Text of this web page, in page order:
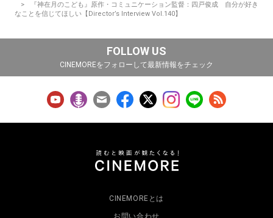
『神在月のこども』原作・コミュニケーション監督：四戸俊成 自分が好き
なことを信じてほしい【Director’s Interview Vol.140】
FOLLOW US
CINEMOREをフォローして最新情報をチェック
CINEMOREとは